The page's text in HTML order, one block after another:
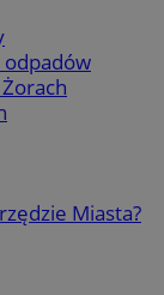
Miasta?